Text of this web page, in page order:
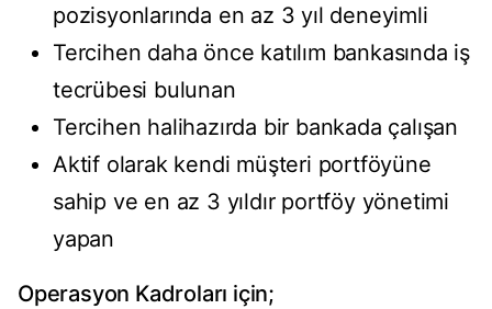
pozisyonlarında en az 3 yıl deneyimli
Tercihen daha önce katılım bankasında iş
tecrübesi bulunan
Tercihen halihazırda bir bankada çalışan
Aktif olarak kendi müşteri portföyüne
sahip ve en az 3 yıldır portföy yönetimi
yapan
Operasyon Kadroları için;